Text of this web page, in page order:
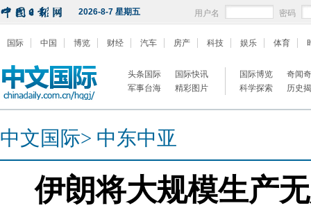
2026-8-7 星期五 用户名 密码
国际 中国 博览 财经 汽车 房产 科技 娱乐 体育
头条国际
国际快讯
军事台海
精彩图片
国际博览
奇闻
科学探索
历史
中文国际> 中东中亚
伊朗将大规模生产